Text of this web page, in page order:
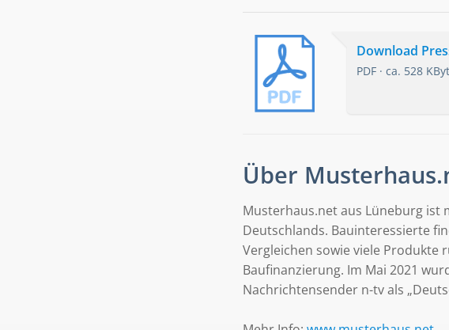
Download
PDF · ca. 528
Über
Musterhaus.net aus Lüneburg ist
Deutschlands. Bauinteressierte
Vergleichen sowie viele Produkte
Baufinanzierung. Im Mai 2021
Nachrichtensender n-tv als